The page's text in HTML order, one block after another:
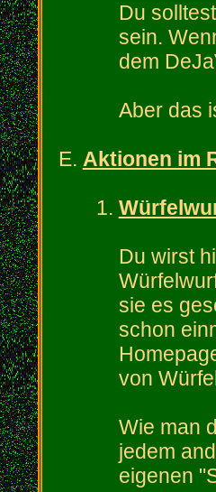
Du
sein.
dem
Aber das
Aktionen im
Du wirst
sie es
schon
von
Wie man
jedem
eigenen